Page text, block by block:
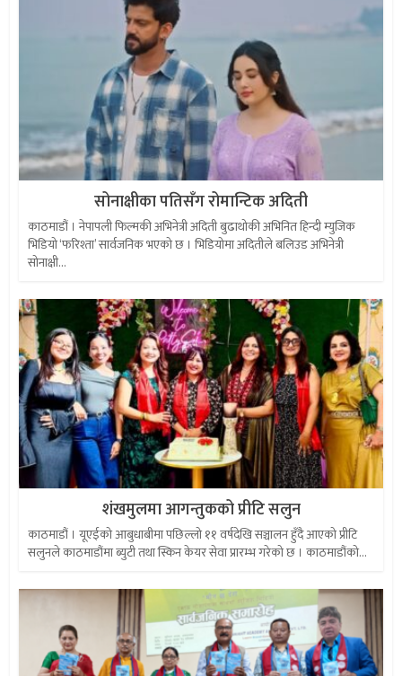
सोनाक्षीका पतिसँग रोमान्टिक अदिती
काठमाडौं । नेपापली फिल्मकी अभिनेत्री अदिती बुढाथोकी अभिनित हिन्दी म्युजिक
भिडियो ‘फरिश्ता’ सार्वजनिक भएको छ । भिडियोमा अदितीले बलिउड अभिनेत्री
सोनाक्षी...
शंखमुलमा आगन्तुकको प्रीटि सलुन
काठमाडौं । यूएईको आबुधाबीमा पछिल्लो ११ वर्षदेखि सञ्चालन हुँदै आएको प्रीटि
सलुनले काठमाडौंमा ब्युटी तथा स्किन केयर सेवा प्रारम्भ गरेको छ । काठमाडौंको...